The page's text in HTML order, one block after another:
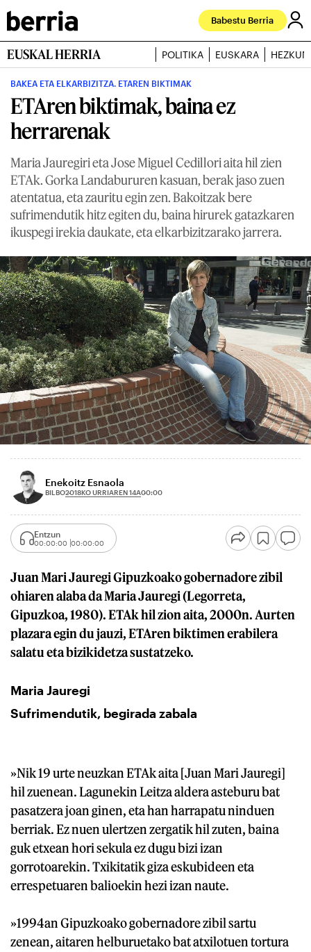
Babestu Berria
EUSKAL HERRIA POLITIKA EUSKARA
BAKEA ETA ELKARBIZITZA. ETAREN BIKTIMAK
ETAren biktimak, baina ez
herrarenak
Maria Jauregiri eta Jose Miguel Cedillori aita hil zien
ETAk. Gorka Landabururen kasuan, berak jaso zuen
atentatua, eta zauritu egin zen. Bakoitzak bere
sufrimendutik hitz egiten du, baina hirurek gatazkaren
ikuspegi irekia daukate, eta elkarbizitzarako jarrera.
Enekoitz Esnaola
BILBO2018KO URRIAREN 14A00:00
Entzun
00:00:00 00:00:00
Juan Mari Jauregi Gipuzkoako gobernadore zibil
ohiaren alaba da Maria Jauregi (Legorreta,
Gipuzkoa, 1980). ETAk hil zion aita, 2000n. Aurten
plazara egin du jauzi, ETAren biktimen erabilera
salatu eta bizikidetza sustatzeko.
Maria Jauregi
Sufrimendutik, begirada zabala
»Nik 19 urte neuzkan ETAk aita [Juan Mari Jauregi]
hil zuenean. Lagunekin Leitza aldera asteburu bat
pasatzera joan ginen, eta han harrapatu ninduen
berriak. Ez nuen ulertzen zergatik hil zuten, baina
guk etxean hori sekula ez dugu bizi izan
gorrotoarekin. Txikitatik giza eskubideen eta
errespetuaren balioekin hezi izan naute.
»1994an Gipuzkoako gobernadore zibil sartu
zenean, aitaren helburuetako bat atxilotuen tortura